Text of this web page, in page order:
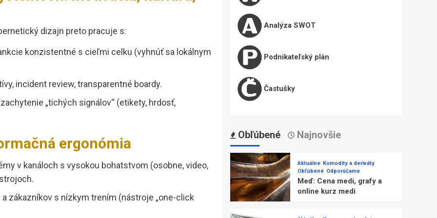
dizajn preto pracuje s:
konzistentné s cieľmi celku (vyhnúť sa lokálnym
incident review, transparentné boardy.
„tichých signálov“ (etikety, hrdosť,
ergonómia
v kanáloch s vysokou bohatstvom (osobne, video,
zákazníkov s nízkym trením (nástroje „one-click
Analýza SWOT
Podnikateľský plán
Častušky
Obľúbené Najnovšie
Aktuálne Komodity a deriváty
Obľúbené Odporúčame
Meď: Cena medi, grafy a
online kurz medi